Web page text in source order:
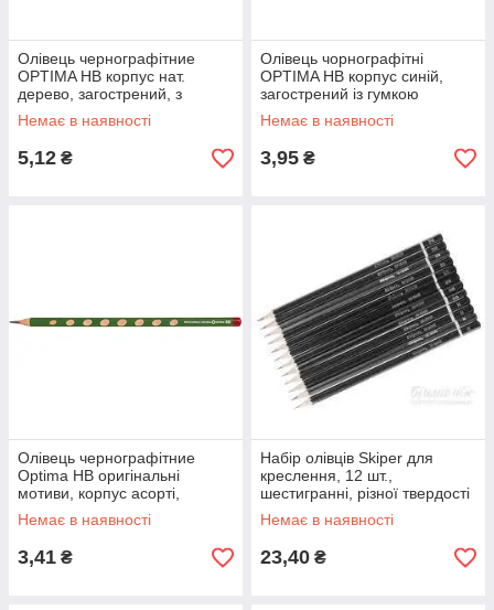
Олівець чернографітние
OPTIMA НВ корпус нат.
дерево, загострений, з
гумкою
Немає в наявності
5,12 ₴
Олівець чорнографітні
OPTIMA НВ корпус синій,
загострений із гумкою
Немає в наявності
3,95 ₴
Олівець чернографітние
Optima НВ оригінальні
мотиви, корпус асорті,
загострений
Немає в наявності
3,41 ₴
Набір олівців Skiper для
креслення, 12 шт.,
шестигранні, різної твердості
SK-9500-12
Немає в наявності
23,40 ₴